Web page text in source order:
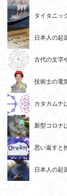
タイタニッ
日本人の起
古代の文字
技術士の電
カタカムナ
新型コロナ
思い返すと
日本人の起